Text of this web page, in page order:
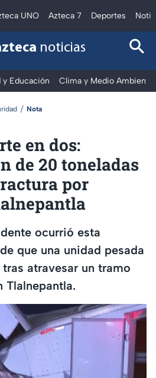
UNO Azteca 7 Deportes
noticias
y Educación Clima y Medio Ambiente
Nota
en dos:
de 20 toneladas
por
ocurrió esta
que una unidad pesada
atravesar un tramo
Tlalnepantla.